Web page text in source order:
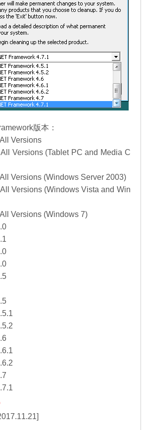
版本：
Versions
Versions (Tablet PC and Media C
Versions (Windows Server 2003)
Versions (Windows Vista and Win
Versions (Windows 7)
]